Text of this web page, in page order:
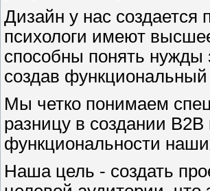
Дизайн у нас
психологи имеют
способны понять нужды
создав
Мы четко понимаем
разницу в создании
функциональности
Наша цель - создать